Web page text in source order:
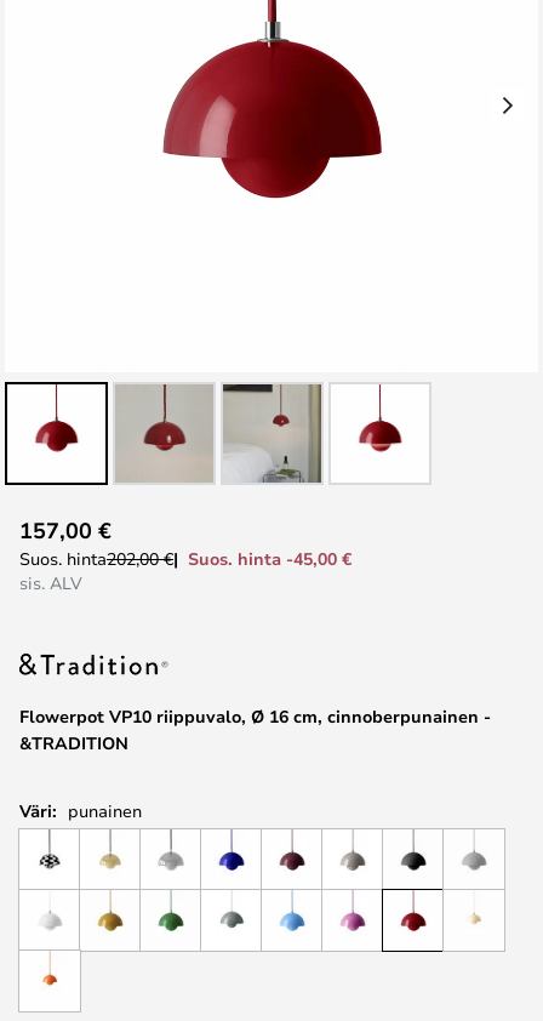
to
the
the
gallery
Flowerpot VP10 riippuvalo, Ø 16 cm, cinnoberpunainen -
&TRADITION
157,00 €
Suos. hinta202,00 €
Suos. hinta -45,00 €
sis. ALV
Väri: punainen